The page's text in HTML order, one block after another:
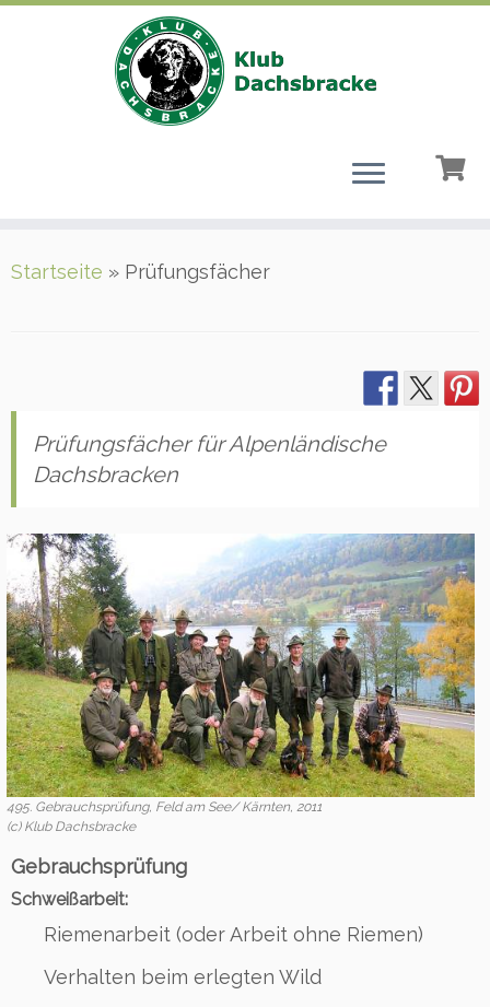
Inhalt
Startseite » Prüfungsfächer
Prüfungsfächer für Alpenländische
Dachsbracken
495. Gebrauchsprüfung, Feld am See/ Kärnten, 2011
(c) Klub Dachsbracke
Gebrauchsprüfung
Schweißarbeit:
Riemenarbeit (oder Arbeit ohne Riemen)
Verhalten beim erlegten Wild